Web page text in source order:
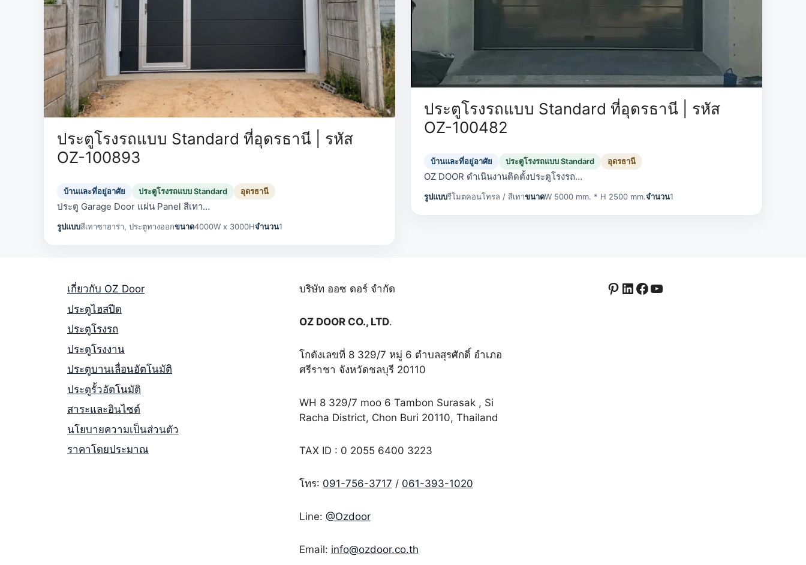
ประตูโรงรถแบบ Standard ที่อุดรธานี | รหัส
OZ-100893
บ้านและที่อยู่อาศัย ประตูโรงรถแบบ Standard อุดรธานี
ประตู Garage Door แผ่น Panel สีเทา…
รูปแบบสีเทาซาฮาร่า, ประตูทางออกขนาด4000W x 3000Hจำนวน1
ประตูโรงรถแบบ Standard ที่อุดรธานี | รหัส
OZ-100482
บ้านและที่อยู่อาศัย ประตูโรงรถแบบ Standard อุดรธานี
OZ DOOR ดำเนินงานติดตั้งประตูโรงรถ…
รูปแบบรีโมตคอนโทรล / สีเทาขนาดW 5000 mm. * H 2500 mm.จำนวน1
เกี่ยวกับ OZ Door
ประตูไฮสปีด
ประตูโรงรถ
ประตูโรงงาน
ประตูบานเลื่อนอัตโนมัติ
ประตูรั้วอัตโนมัติ
สาระและอินไซต์
นโยบายความเป็นส่วนตัว
ราคาโดยประมาณ
บริษัท ออซ ดอร์ จำกัด
OZ DOOR CO., LTD.
โกดังเลขที่ 8 329/7 หมู่ 6 ตำบลสุรศักดิ์ อำเภอ
ศรีราชา จังหวัดชลบุรี 20110
WH 8 329/7 moo 6 Tambon Surasak , Si
Racha District, Chon Buri 20110, Thailand
TAX ID : 0 2055 6400 3223
โทร: 091-756-3717 / 061-393-1020
Line: @Ozdoor
Email: info@ozdoor.co.th
Pinterest
LinkedIn
Facebook
YouTube